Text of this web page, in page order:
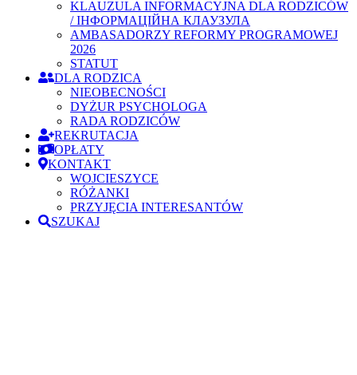
KLAUZULA INFORMACYJNA DLA RODZICÓW
/ ІНФОРМАЦІЙНА КЛАУЗУЛА
AMBASADORZY REFORMY PROGRAMOWEJ
2026
STATUT
DLA RODZICA
NIEOBECNOŚCI
DYŻUR PSYCHOLOGA
RADA RODZICÓW
REKRUTACJA
OPŁATY
KONTAKT
WOJCIESZYCE
RÓŻANKI
PRZYJĘCIA INTERESANTÓW
SZUKAJ